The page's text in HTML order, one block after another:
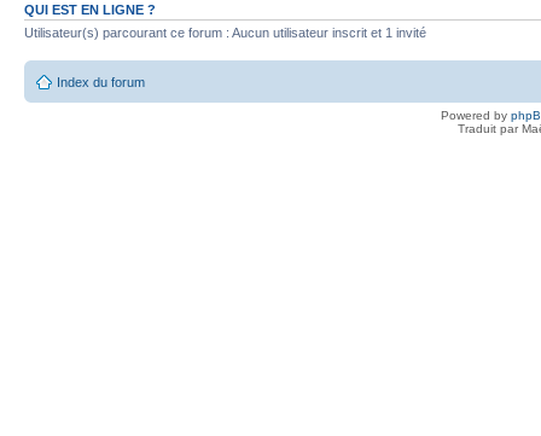
QUI EST EN LIGNE ?
Utilisateur(s) parcourant ce forum : Aucun utilisateur inscrit et 1 invité
Index du forum
Powered by
Traduit par